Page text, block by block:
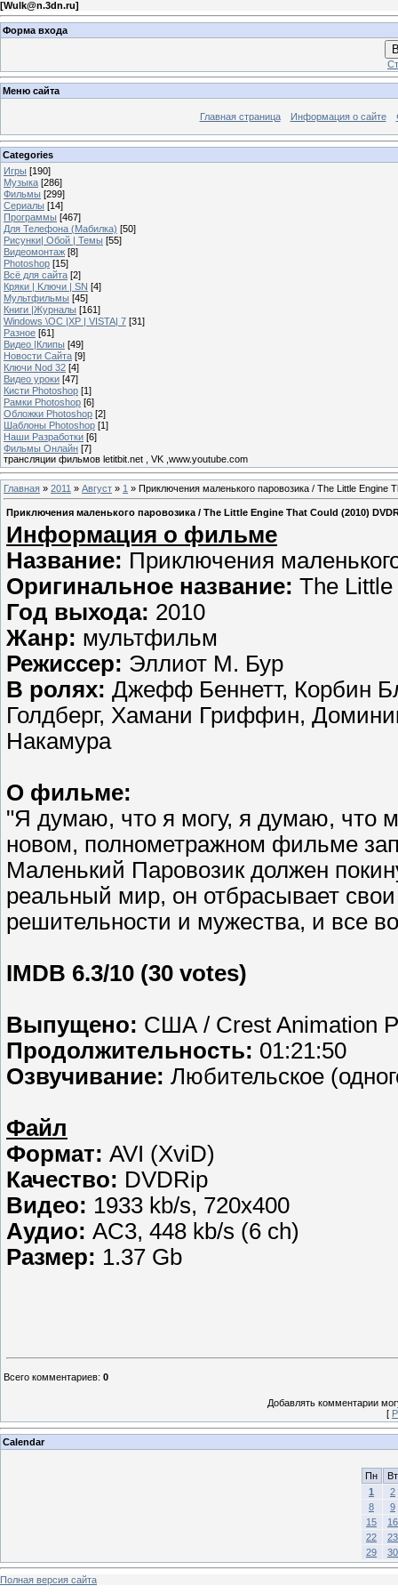
[Wulk@n.3dn.ru]
Форма входа
Меню сайта
Главная страница Информация о сайте
Categories
Игры [190]
Музыка [286]
Фильмы [299]
Сериалы [14]
Программы [467]
Для Телефона (Мабилка) [50]
Рисунки| Обой | Темы [55]
Видеомонтаж [8]
Photoshop [15]
Всё для сайта [2]
Кряки | Kлючи | SN [4]
Мультфильмы [45]
Книги |Журналы [161]
Windows \OC |XP | VISTA| 7 [31]
Разное [61]
Видео |Клипы [49]
Новости Сайта [9]
Ключи Nod 32 [4]
Видео уроки [47]
Кисти Photoshop [1]
Рамки Photoshop [6]
Обложки Photoshop [2]
Шаблоны Photoshop [1]
Наши Разработки [6]
Фильмы Онлайн [7]
трансляции фильмов letitbit.net , VK ,www.youtube.com
Главная » 2011 » Август » 1 » Приключения маленького паровозика / The Little Engine
Приключения маленького паровозика / The Little Engine That Could (2010)
Информация о фильме
Название: Приключения
Оригинальное название: The
Год выхода: 2010
Жанр: мультфильм
Режиссер: Эллиот М. Бур
В ролях: Джефф Беннетт, Корбин
Голдберг, Хамани Гриффин,
Накамура
О фильме:
"Я думаю, что я могу, я думаю, что
новом, полнометражном фильме
Маленький Паровозик должен
реальный мир, он отбрасывает свои
решительности и мужества, и все
IMDB 6.3/10 (30 votes)
Выпущено: США / Crest Animation
Продолжительность: 01:21:50
Озвучивание: Любительское
Файл
Формат: AVI (XviD)
Качество: DVDRip
Видео: 1933 kb/s, 720x400
Аудио: AC3, 448 kb/s (6 ch)
Размер: 1.37 Gb
Всего комментариев: 0
Добавлять комментарии
[
Calendar
Пн
Вт
1
2
8
9
15
16
22
23
29
30
Полная версия сайта